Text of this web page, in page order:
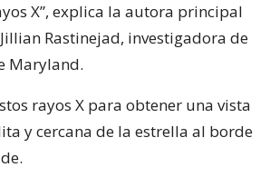
X”, explica la autora principal
Rastinejad, investigadora de
Maryland.
rayos X para obtener una vista
y cercana de la estrella al borde